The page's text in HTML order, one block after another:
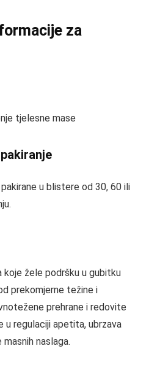
za
tjelesne mase
u blistere od 30, 60 ili
koje žele podršku u gubitku
prekomjerne težine i
prehrane i redovite
regulaciji apetita, ubrzava
naslaga.